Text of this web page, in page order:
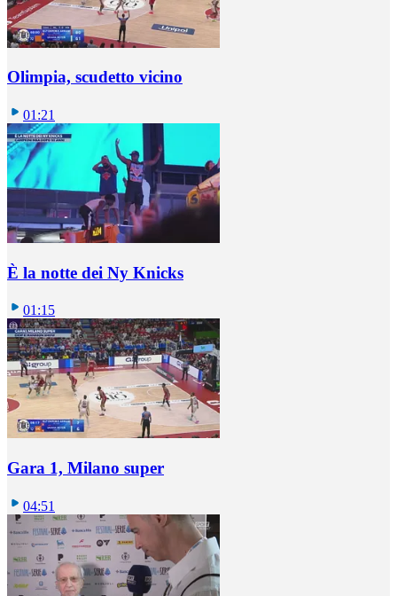
Olimpia, scudetto vicino
01:21
È la notte dei Ny Knicks
01:15
Gara 1, Milano super
04:51